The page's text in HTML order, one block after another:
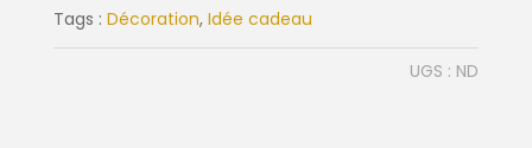
poisson
dorée
Tags : Décoration, Idée cadeau
UGS : ND